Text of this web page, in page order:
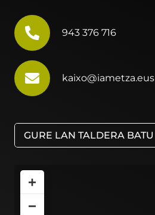
943 376 716
kaixo@iametza.eus
GURE LAN TALDERA BATU
+
−